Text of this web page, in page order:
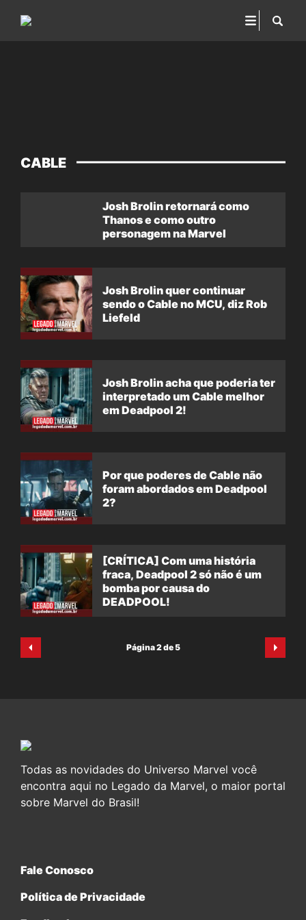
CABLE
Josh Brolin retornará como
Thanos e como outro
personagem na Marvel
Josh Brolin quer continuar
sendo o Cable no MCU, diz Rob
Liefeld
Josh Brolin acha que poderia ter
interpretado um Cable melhor
em Deadpool 2!
Por que poderes de Cable não
foram abordados em Deadpool
2?
[CRÍTICA] Com uma história
fraca, Deadpool 2 só não é um
bomba por causa do
DEADPOOL!
Página 2 de 5
Todas as novidades do Universo Marvel você
encontra aqui no Legado da Marvel, o maior portal
sobre Marvel do Brasil!
Fale Conosco
Política de Privacidade